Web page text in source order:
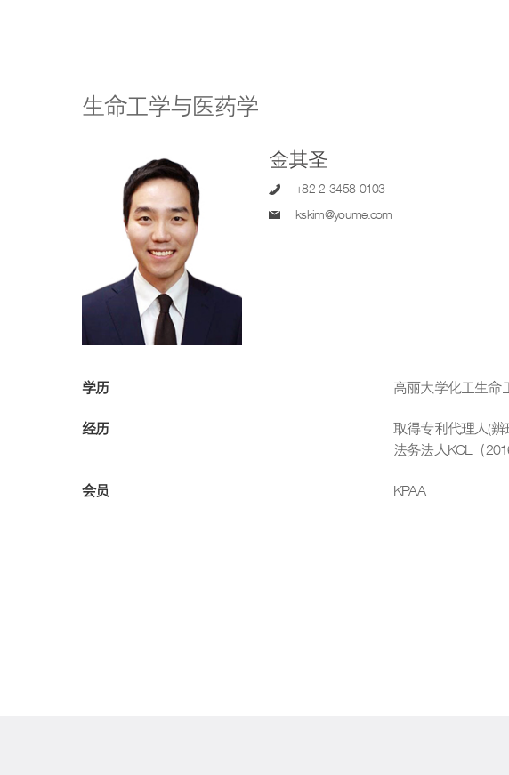
生命工学与医药学
金其圣
+82-2-3458-0103
kskim@youme.com
学历 高丽大学化工生命
经历
取得专利代理人(辨
法务法人KCL（
会员 KPAA